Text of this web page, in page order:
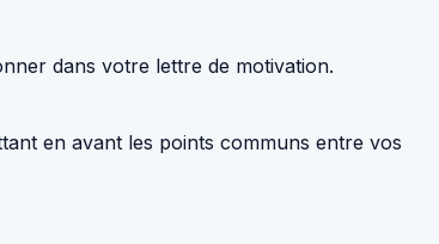
dans votre lettre de motivation.
en avant les points communs entre vos